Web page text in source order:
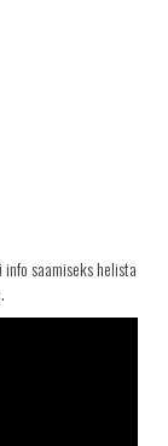
info saamiseks helista